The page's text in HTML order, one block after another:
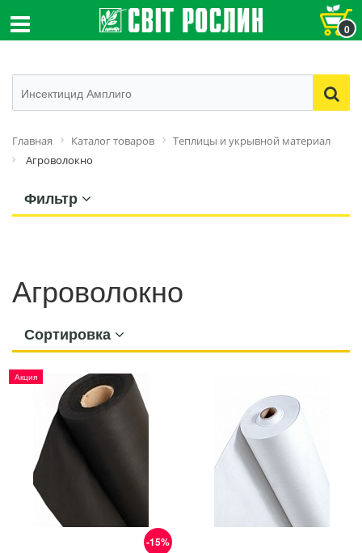
0
Главная Каталог товаров
Теплицы и укрывной материал
Агроволокно
Фильтр
Агроволокно
Сортировка
-15%
Акция